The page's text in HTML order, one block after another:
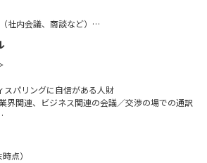
社内会議、商談など）
、プロモーションプラン、スケジュール資料、
開発/運営にまつわるすべての文書）
諸手続き、会食などのアテンド対応も含む）
スパリングに自信がある人財
界関連、ビジネス関連の会議／交渉の場での通訳
ブレベル
ー経験
点）